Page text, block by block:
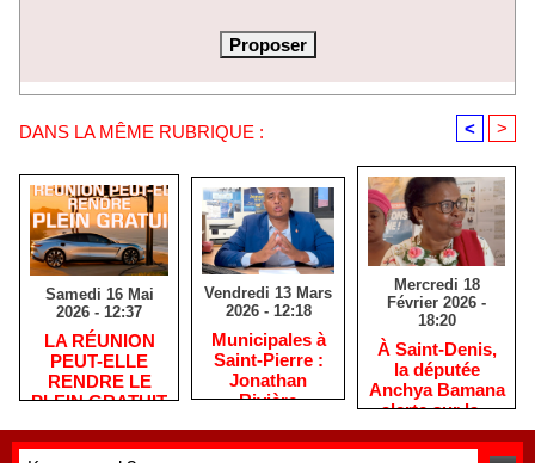
DANS LA MÊME RUBRIQUE : < >
Samedi 16 Mai
2026 - 12:37
​LA RÉUNION
PEUT-ELLE
RENDRE LE
PLEIN GRATUIT
Vendredi 13 Mars
2026 - 12:18
​Municipales à
Saint-Pierre :
Jonathan
Rivière
habitants après
Mercredi 18
Février 2026 -
18:20
​À Saint-Denis,
la députée
Anchya Bamana
alerte sur la «
double peine »
vécue par